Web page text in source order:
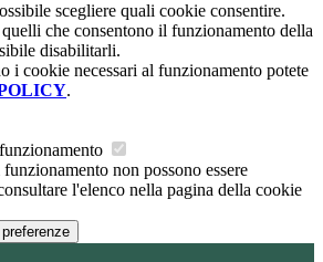
scegliere quali cookie consentire.
che consentono il funzionamento della
disabilitarli.
i cookie necessari al funzionamento potete
.
non possono essere
l'elenco nella pagina della cookie